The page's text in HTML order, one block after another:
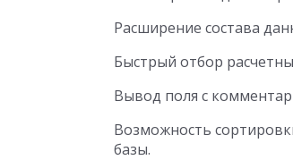
Расширение состава
Быстрый отбор
Вывод поля с
Возможность
базы.